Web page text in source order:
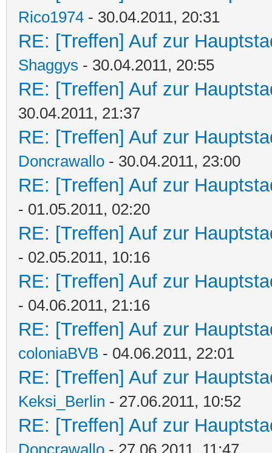
Rico1974 - 30.04.2011, 20:31
RE: [Treffen] Auf zur
Shaggys - 30.04.2011, 20:55
RE: [Treffen] Auf zur
30.04.2011, 21:37
RE: [Treffen] Auf zur
Doncrawallo - 30.04.2011, 23:00
RE: [Treffen] Auf zur
- 01.05.2011, 02:20
RE: [Treffen] Auf zur
- 02.05.2011, 10:16
RE: [Treffen] Auf zur
- 04.06.2011, 21:16
RE: [Treffen] Auf zur
coloniaBVB - 04.06.2011, 22:01
RE: [Treffen] Auf zur
Keksi_Berlin - 27.06.2011, 10:52
RE: [Treffen] Auf zur
Doncrawallo - 27.06.2011, 11:47